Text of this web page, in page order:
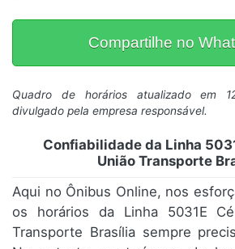
Compartilhe no
Quadro de horários atualizado em
divulgado pela empresa responsável.
Confiabilidade da Linha
União Transporte
Aqui no Ônibus Online, nos
os horários da Linha 5031E
Transporte Brasília sempre